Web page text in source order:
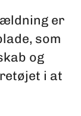
er
som
og
i at